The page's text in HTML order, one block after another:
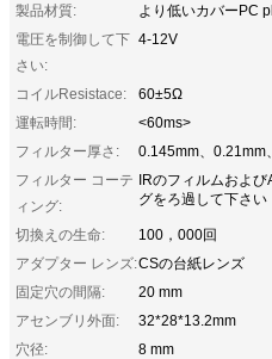
製品材質:
より低いカバーPC
電圧を制御して下
さい:
4-12V
コイルResistace:
60±5Ω
運転時間:
<60ms>
フィルター厚さ:
0.145mm、0.21mm
フィルター コーテ
ィング:
IRのフィルムおよ
グをろ過して下さい
切換えの生命:
100，000回
アダプター レンズ:CSの台紙レンズ
固定穴の間隔:
20 mm
アセンブリ外面:
32*28*13.2mm
穴径:
8 mm